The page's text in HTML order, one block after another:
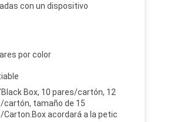
con un dispositivo
por color
Box, 10 pares/cartón, 12
cartón, tamaño de 15
Carton.Box acordará a la petic